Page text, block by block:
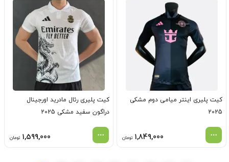
کیت پلیری اینتر میامی دوم مشکی
2025
1,849,000 تومان
کیت پلیری رئال مادرید اورجینال
دراگون سفید مشکی 2025
1,599,000 تومان